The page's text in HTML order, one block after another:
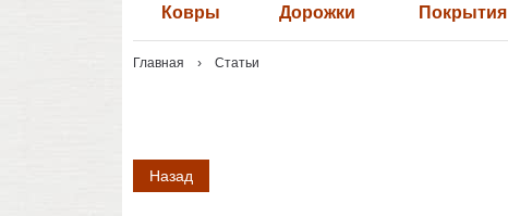
Ковры Дорожки Покрытия
Главная Статьи
Назад